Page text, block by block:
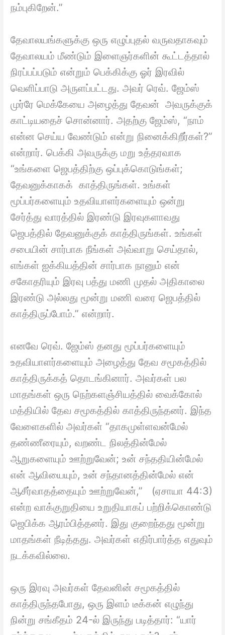
நம்புகிறேன்.”
தேவாலயங்களுக்கு ஒரு எழுப்புதல் வருவதாகவும்
தேவாலயம் மீண்டும் இளைஞர்களின் கூட்டத்தால்
நிரப்பப்படும் என்றும் பெக்கிக்கு ஓர் இரவில்
வெளிப்பாடு அருளப்பட்டது. அவர் ரெவ். ஜேம்ஸ்
முர்ரே மெக்கேயை அழைத்து தேவன் அவருக்குக்
காட்டியதைச் சொன்னார். அதற்கு ஜேம்ஸ், “நாம்
என்ன செய்ய வேண்டும் என்று நினைக்கிறீர்கள்?”
என்றார். பெக்கி அவருக்கு மறு உத்தரவாக
“உங்களை ஜெபத்திற்கு ஒப்புக்கொடுங்கள்;
தேவனுக்காகக் காத்திருங்கள். உங்கள்
மூப்பர்களையும் உதவியாளர்களையும் ஒன்று
சேர்த்து வாரத்தில் இரண்டு இரவுகளாவது
ஜெபத்தில் தேவனுக்குக் காத்திருங்கள். உங்கள்
சபையின் சார்பாக நீங்கள் அவ்வாறு செய்தால்,
எங்கள் ஐக்கியத்தின் சார்பாக நானும் என்
சகோதரியும் இரவு பத்து மணி முதல் அதிகாலை
இரண்டு அல்லது மூன்று மணி வரை ஜெபத்தில்
காத்திருப்போம்.” என்றார்.
எனவே ரெவ். ஜேம்ஸ் தனது மூப்பர்களையும்
உதவியாளர்களையும் அழைத்து தேவ சமூகத்தில்
காத்திருக்கத் தொடங்கினார். அவர்கள் பல
மாதங்கள் ஒரு நெற்களஞ்சியத்தில் வைக்கோல்
மத்தியில் தேவ சமூகத்தில் காத்திருந்தனர். இந்த
வேளைகளில் அவர்கள் “தாகமுள்ளவன்மேல்
தண்ணீரையும், வறண்ட நிலத்தின்மேல்
ஆறுகளையும் ஊற்றுவேன்; உன் சந்ததியின்மேல்
என் ஆவியையும், உன் சந்தானத்தின்மேல் என்
ஆசீர்வாதத்தையும் ஊற்றுவேன்,” (ஏசாயா 44:3)
என்ற வாக்குறுதியை உறுதியாகப் பற்றிக்கொண்டு
ஜெபிக்க ஆரம்பித்தனர். இது குறைந்தது மூன்று
மாதங்கள் நீடித்தது. அவர்கள் எதிர்பார்த்த எதுவும்
நடக்கவில்லை.
ஒரு இரவு அவர்கள் தேவனின் சமூகத்தில்
காத்திருந்தபோது, ஒரு இளம் டீக்கன் எழுந்து
நின்று சங்கீதம் 24-ல் இருந்து படித்தார்: “யார்